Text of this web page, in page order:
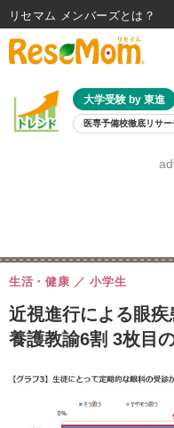
大学受験 by 東進
医専予備校徹底リサー
8月開
近視進行による眼
養護教諭6割 3枚目
生活・健康 小学生
リセマム メンバーズ